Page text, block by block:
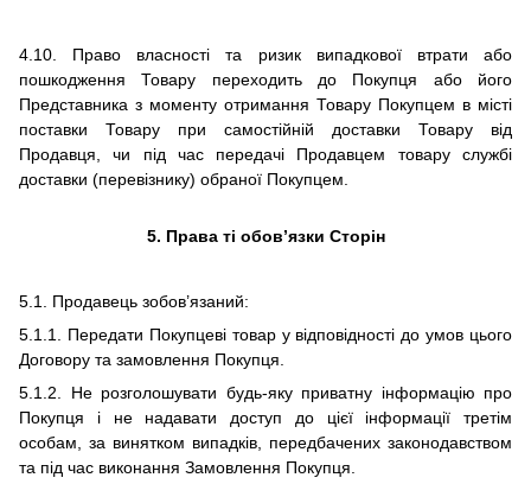
4.10. Право власності та ризик випадкової втрати або
пошкодження Товару переходить до Покупця або його
Представника з моменту отримання Товару Покупцем в місті
поставки Товару при самостійній доставки Товару від
Продавця, чи під час передачі Продавцем товару службі
доставки (перевізнику) обраної Покупцем.
5. Права ті обов’язки Сторін
5.1. Продавець зобов’язаний:
5.1.1. Передати Покупцеві товар у відповідності до умов цього
Договору та замовлення Покупця.
5.1.2. Не розголошувати будь-яку приватну інформацію про
Покупця і не надавати доступ до цієї інформації третім
особам, за винятком випадків, передбачених законодавством
та під час виконання Замовлення Покупця.